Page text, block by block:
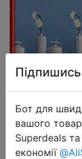
Бот для
вашого
Superdeals та
економії